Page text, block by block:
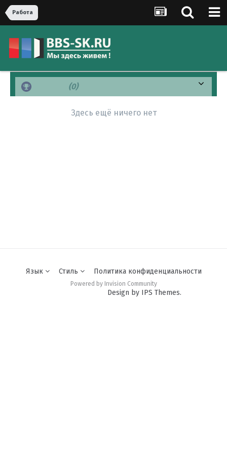
Рaбoта
(0)
Здесь ещё ничего нет
Язык Стиль Политика конфиденциальности
Powered by Invision Community
Design by IPS Themes.